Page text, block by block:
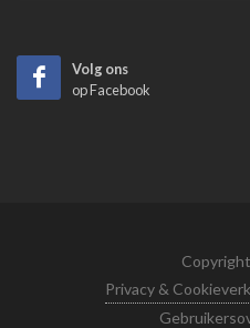
Volg ons
op Facebook
Privacy &